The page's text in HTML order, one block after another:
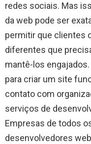
redes sociais. Mas
da web pode ser
permitir que clientes
diferentes que
mantê-los
para criar um site
contato com
serviços de
Empresas de todos
desenvolvedores